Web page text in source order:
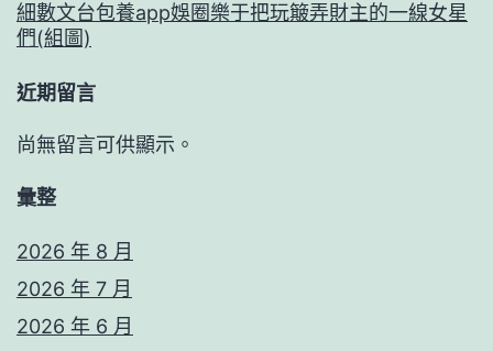
細數文台包養app娛圈樂于把玩簸弄財主的一線女星
們(組圖)
近期留言
尚無留言可供顯示。
彙整
2026 年 8 月
2026 年 7 月
2026 年 6 月